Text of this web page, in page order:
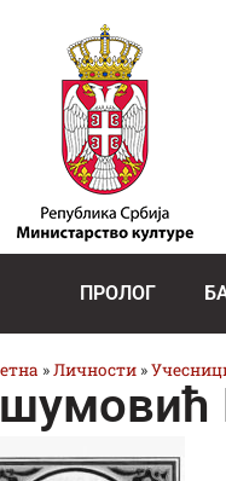
ПРОЛОГ
»Личности »